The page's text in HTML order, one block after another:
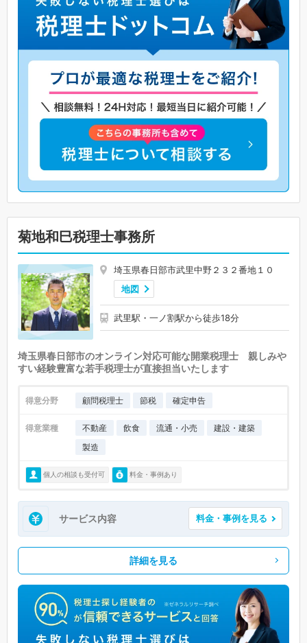
菊地和巳税理士事務所
埼玉県春日部市武里中野２３２番地１０
地図
武里駅・一ノ割駅から徒歩18分
埼玉県春日部市のオンライン対応可能な開業税理士 親しみや
すい経験豊富な若手税理士が直接担当いたします
得意分野 顧問税理士 節税 確定申告
得意業種 不動産 飲食 流通・小売
建設・建築
製造
個人の相談も受付可 料金・事例あり
サービス内容 料金・事例を見る
詳細を見る